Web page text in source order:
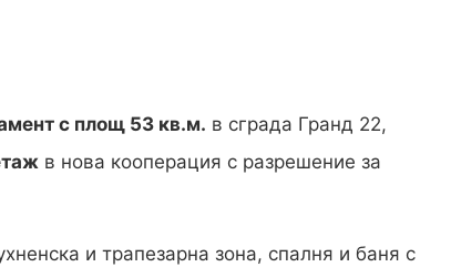
с площ 53 кв.м. в сграда Гранд 22,
в нова кооперация с разрешение за
и трапезарна зона, спалня и баня с